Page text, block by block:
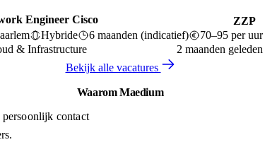
Engineer Cisco
ZZP
Hybride 6 maanden (indicatief)
70–95 per uur
& Infrastructure
2 maanden geleden
Bekijk alle vacatures
Waarom Maedium
contact